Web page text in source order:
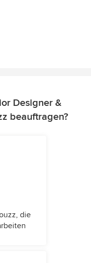
Designer &
beauftragen?
die